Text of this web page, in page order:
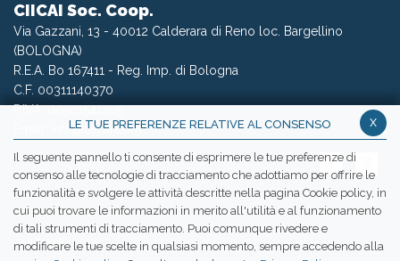
CIICAI Soc. Coop.
Via Gazzani, 13 - 40012 Calderara di Reno loc. Bargellino
(BOLOGNA)
R.E.A. Bo 167411 - Reg. Imp. di Bologna
C.F. 00311140370
P.IVA: 00501541205
info@ciicai.com
WETRANSFER CIICAI
CHI SIAMO
x
LE TUE PREFERENZE RELATIVE AL CONSENSO
Il seguente pannello ti consente di esprimere le tue preferenze di
consenso alle tecnologie di tracciamento che adottiamo per offrire le
funzionalità e svolgere le attività descritte nella pagina Cookie policy, in
cui puoi trovare le informazioni in merito all'utilità e al funzionamento
di tali strumenti di tracciamento. Puoi comunque rivedere e
modificare le tue scelte in qualsiasi momento, sempre accedendo alla